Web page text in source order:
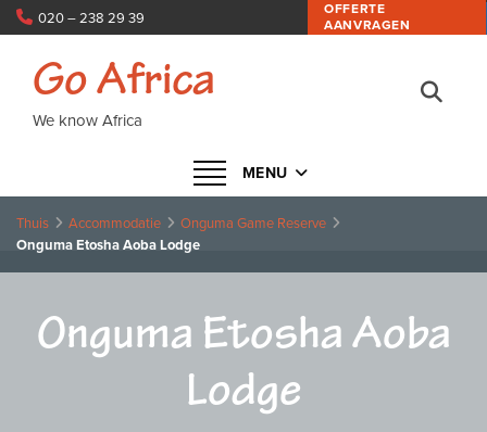
OFFERTE
AANVRAGEN
020 – 238 29 39
Navigatie in- of uitklappen
MENU
Go Africa
We know Africa
Thuis Accommodatie
Onguma Game Reserve
Onguma Etosha Aoba Lodge
Onguma Etosha Aoba
Lodge